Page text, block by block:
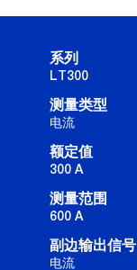
系列
LT300
测量类型
电流
额定值
300 A
测量范围
600 A
副边输出信号
电流